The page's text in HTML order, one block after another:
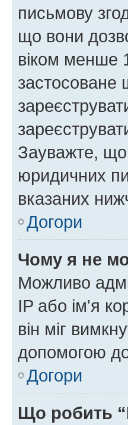
письмову
що вони
віком менше
застосоване
Зауважте, що
юридичних
вказаних
Догори
Чому я не
Можливо
IP або ім'я
він міг
допомогою
Догори
Що робить